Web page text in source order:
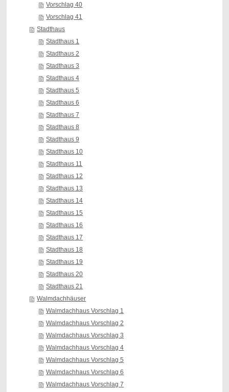
Vorschlag 40
Vorschlag 41
Stadthaus
Stadthaus 1
Stadthaus 2
Stadthaus 3
Stadthaus 4
Stadthaus 5
Stadthaus 6
Stadthaus 7
Stadthaus 8
Stadthaus 9
Stadthaus 10
Stadthaus 11
Stadthaus 12
Stadthaus 13
Stadthaus 14
Stadthaus 15
Stadthaus 16
Stadthaus 17
Stadthaus 18
Stadthaus 19
Stadthaus 20
Stadthaus 21
Walmdachhäuser
Walmdachhaus Vorschlag 1
Walmdachhaus Vorschlag 2
Walmdachhaus Vorschlag 3
Walmdachhaus Vorschlag 4
Walmdachhaus Vorschlag 5
Walmdachhaus Vorschlag 6
Walmdachhaus Vorschlag 7